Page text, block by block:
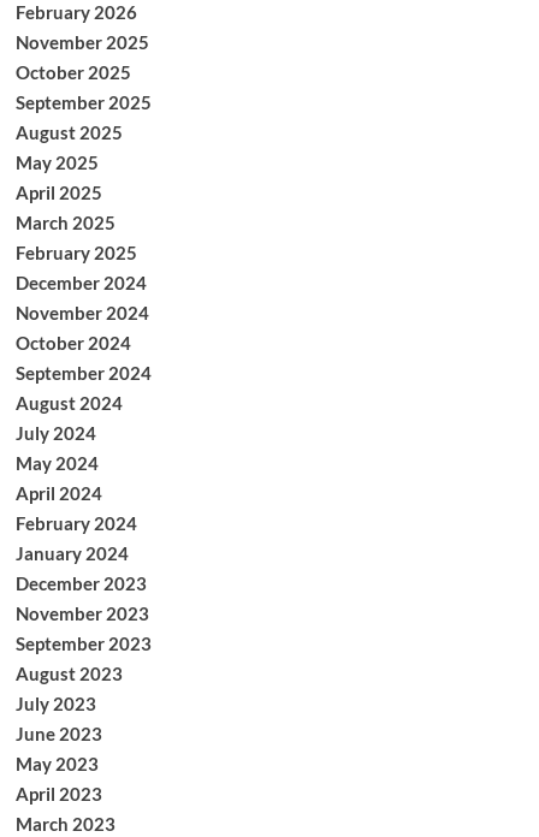
February 2026
November 2025
October 2025
September 2025
August 2025
May 2025
April 2025
March 2025
February 2025
December 2024
November 2024
October 2024
September 2024
August 2024
July 2024
May 2024
April 2024
February 2024
January 2024
December 2023
November 2023
September 2023
August 2023
July 2023
June 2023
May 2023
April 2023
March 2023